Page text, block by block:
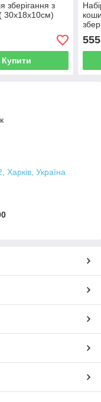
зберігання з
30х18х10см)
Купити
555
Харків, Україна